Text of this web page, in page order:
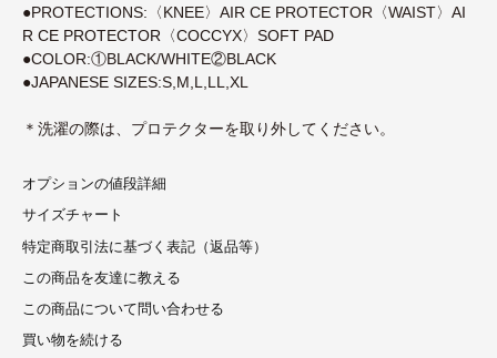
●PROTECTIONS:〈KNEE〉AIR CE PROTECTOR〈WAIST〉AI
R CE PROTECTOR〈COCCYX〉SOFT PAD
●COLOR:①BLACK/WHITE②BLACK
●JAPANESE SIZES:S,M,L,LL,XL
＊洗濯の際は、プロテクターを取り外してください。
オプションの値段詳細
サイズチャート
特定商取引法に基づく表記（返品等）
この商品を友達に教える
この商品について問い合わせる
買い物を続ける